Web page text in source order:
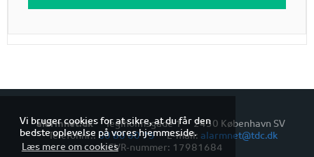
Vi bruger cookies for at sikre, at du får den
bedste oplevelse på vores hjemmeside.
Læs mere om cookies
alarmnet.dk Teglholmsgade 1
2450 København SV
Telefonnr.: 80 80 60 75 E-mail: alarmnet@tdc.dk
CVR-nummer: 17981684